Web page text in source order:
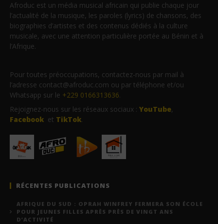
Afroduc est un média musical africain qui publie chaque jour
l’actualité de la musique, les paroles (lyrics) de chansons, des
biographies d’artistes et des contenus dédiés à la culture
musicale, avec une attention particulière portée au Bénin et à
l’Afrique.
Pour toutes préoccupations, contactez-nous par mail à
l’adresse contact@afroduc.com ou par téléphone et/ou
Whatsapp sur le +229 0166313636.
Rejoignez-nous sur les réseaux sociaux : YouTube,
Facebook et TikTok.
RÉCENTES PUBLICATIONS
AFRIQUE DU SUD : OPRAH WINFREY FERMERA SON ÉCOLE
POUR JEUNES FILLES APRÈS PRÈS DE VINGT ANS
D’ACTIVITÉ